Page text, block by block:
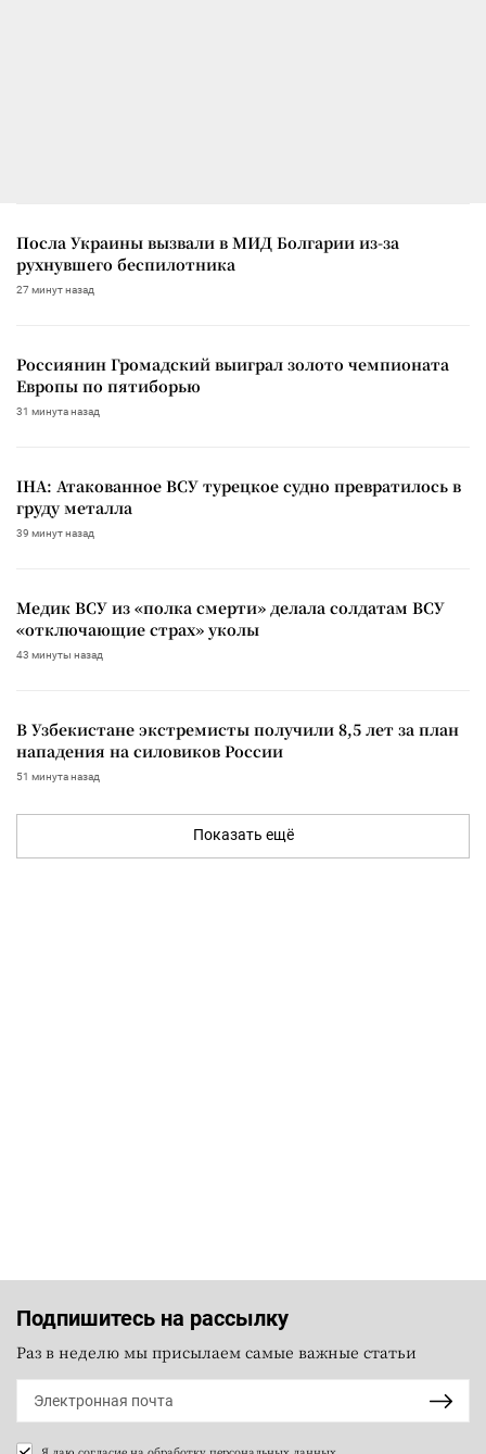
Посла Украины вызвали в МИД Болгарии из-за
рухнувшего беспилотника
27 минут назад
Россиянин Громадский выиграл золото чемпионата
Европы по пятиборью
31 минута назад
IHA: Атакованное ВСУ турецкое судно превратилось в
груду металла
39 минут назад
Медик ВСУ из «полка смерти» делала солдатам ВСУ
«отключающие страх» уколы
43 минуты назад
В Узбекистане экстремисты получили 8,5 лет за план
нападения на силовиков России
51 минута назад
Показать ещё
Подпишитесь на рассылку
Раз в неделю мы присылаем самые важные статьи